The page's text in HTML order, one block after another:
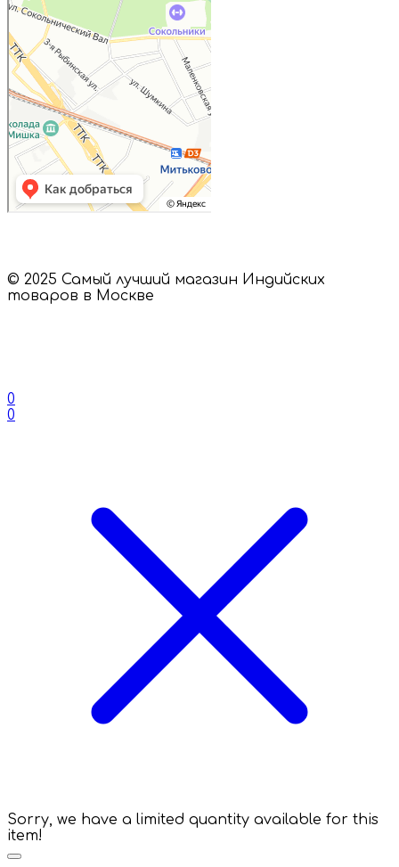
© 2025 Самый лучший магазин Индийских
товаров в Москве
0
0
Sorry, we have a limited quantity available for this
item!